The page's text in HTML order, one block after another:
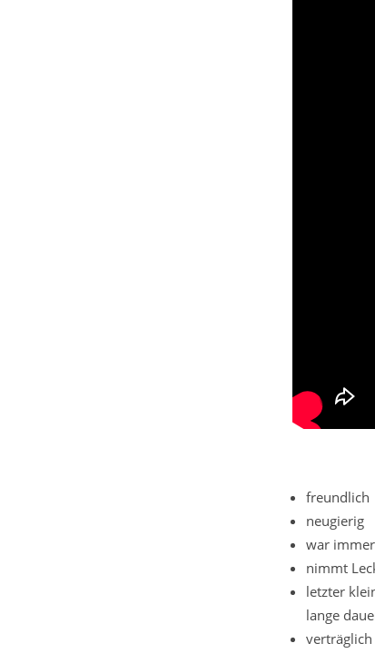
freundlich
neugierig
war
nimmt
letzter
lange
verträglich